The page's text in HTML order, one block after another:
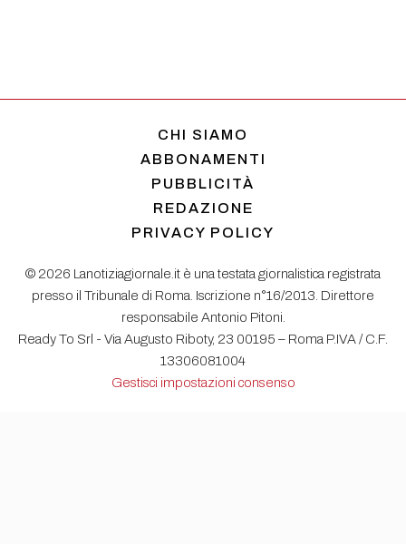
CHI SIAMO
ABBONAMENTI
PUBBLICITÀ
REDAZIONE
PRIVACY POLICY
© 2026 Lanotiziagiornale.it è una testata giornalistica registrata
presso il Tribunale di Roma. Iscrizione n°16/2013. Direttore
responsabile Antonio Pitoni.
Ready To Srl - Via Augusto Riboty, 23 00195 – Roma P.IVA / C.F.
13306081004
Gestisci impostazioni consenso